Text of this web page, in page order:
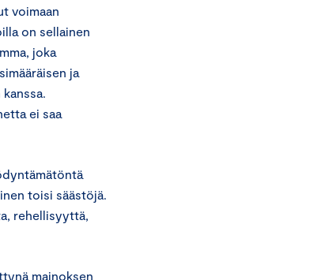
voimaan
on sellainen
joka
ja
ei saa
toisi säästöjä.
rehellisyyttä,
mainoksen